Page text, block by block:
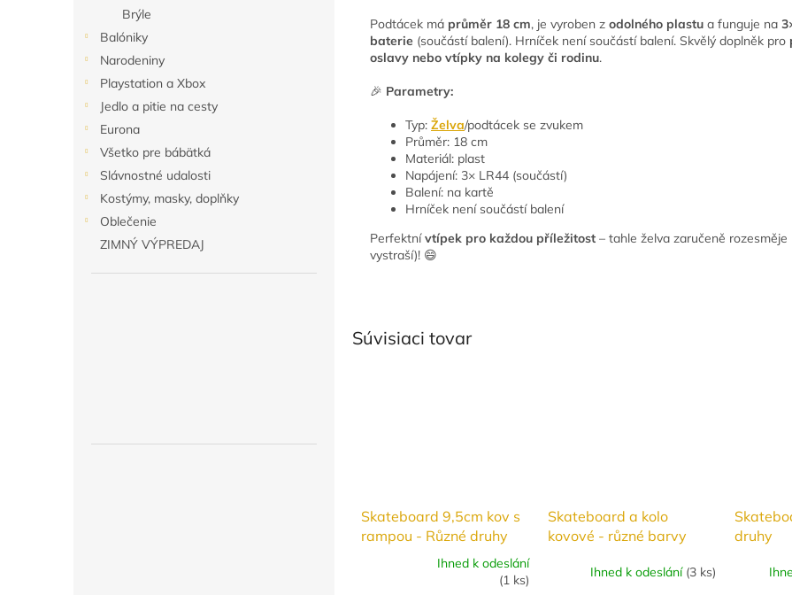
Brýle
Balóniky
Narodeniny
Playstation a Xbox
Jedlo a pitie na cesty
Eurona
Všetko pre bábätká
Slávnostné udalosti
Kostýmy, masky, doplňky
Oblečenie
ZIMNÝ VÝPREDAJ
Súvisiaci tovar
Skateboard 9,5cm kov s
rampou - Různé druhy
Ihned k odeslání
(1 ks)
Skateboard a kolo
kovové - různé barvy
Ihned k odeslání (3 ks)
druhy
Podtácek má průměr 18 cm, je vyroben z odolného plastu a funguje na
baterie (součástí balení). Hrníček není součástí balení. Skvělý doplněk pro
oslavy nebo vtípky na kolegy či rodinu.
🎉 Parametry:
Typ: Želva/podtácek se zvukem
Průměr: 18 cm
Materiál: plast
Napájení: 3× LR44 (součástí)
Balení: na kartě
Hrníček není součástí balení
Perfektnívtípek pro každou příležitost – tahle želva zaručeně rozesměje
vystraší)! 😄